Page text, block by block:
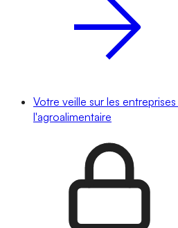
Votre veille sur les
l'agroalimentaire